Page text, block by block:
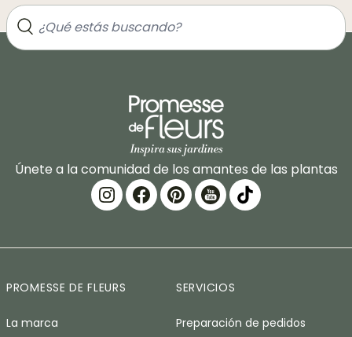
Únete a la comunidad de los amantes de las plantas
PROMESSE DE FLEURS
La marca
SERVICIOS
Preparación de pedidos